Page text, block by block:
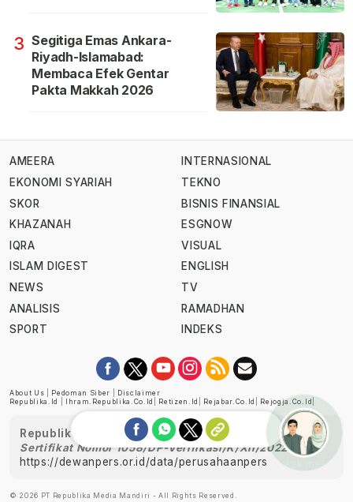
3 Segitiga Emas Ankara-
Riyadh-Islamabad:
Membaca Efek Gentar
Pakta Makkah 2026
AMEERA
EKONOMI SYARIAH
SKOR
KHAZANAH
IQRA
ISLAM DIGEST
NEWS
ANALISIS
SPORT
INTERNASIONAL
TEKNO
BISNIS FINANSIAL
ESGNOW
VISUAL
ENGLISH
TV
RAMADHAN
INDEKS
About Us Pedoman Siber
Disclaimer
Republika.id
Ihram.republika.co.id Retizen.id Rejabar.co.id Rejogja.co.id
Republika telah diverifikasi oleh Dewan Pers
Sertifikat Nomor 1058/DP-Verifikasi/K/XII/2022
https://dewanpers.or.id/data/perusahaanpers
© 2026 PT Republika Media Mandiri - All Rights Reserved.
Ask me!